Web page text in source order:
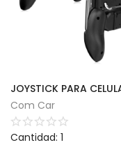
Com Car
Cantidad: 1